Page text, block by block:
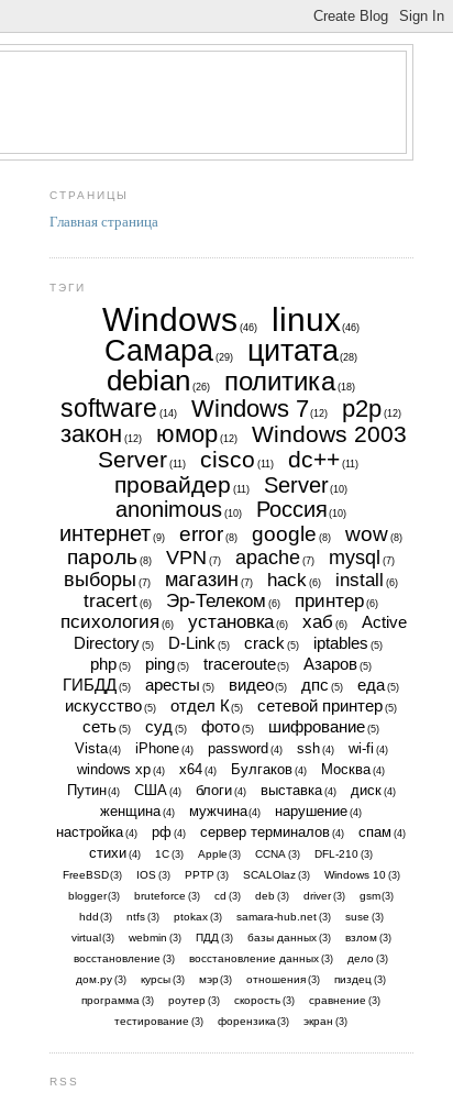
СТРАНИЦЫ
Главная страница
ТЭГИ
Windows (46) linux (46)
Самара (29) цитата(28)
debian (26) политика(18)
software (14) Windows 7(12) p2p (12)
закон (12) юмор (12)
Windows 2003
Server (11) cisco (11) dc++ (11)
провайдер (11) Server(10)
anonimous (10) Россия (10)
интернет (9) error (8) google (8) wow (8)
пароль (8) VPN (7) apache (7) mysql (7)
выборы (7) магазин (7) hack (6) install (6)
tracert (6) Эр-Телеком (6) принтер (6)
психология (6) установка(6) хаб (6)
Active
Directory (5) D-Link (5) crack (5) iptables (5)
php (5) ping (5) traceroute(5) Азаров (5)
ГИБДД (5) аресты (5) видео(5) дпс (5) еда (5)
искусство (5) отдел К (5) сетевой принтер (5)
сеть (5) суд (5) фото (5) шифрование (5)
Vista(4) iPhone (4) password (4) ssh (4) wi-fi (4)
windows xp (4) x64 (4) Булгаков (4) Москва (4)
Путин(4) США (4) блоги (4) выставка (4) диск (4)
женщина (4) мужчина(4) нарушение (4)
настройка(4) рф (4) сервер терминалов (4) спам (4)
стихи (4) 1С (3) Apple (3) CCNA (3) DFL-210 (3)
FreeBSD(3) IOS (3) PPTP (3) SCALOlaz (3) Windows 10 (3)
blogger(3) bruteforce (3) cd (3) deb (3) driver (3) gsm(3)
hdd (3) ntfs (3) ptokax (3) samara-hub.net (3) suse (3)
virtual(3) webmin (3) ПДД (3) базы данных (3) взлом (3)
восстановление (3) восстановление данных (3) дело (3)
дом.ру (3) курсы (3) мэр(3) отношения (3) пиздец (3)
программа (3) роутер (3) скорость (3) сравнение (3)
тестирование (3) форензика (3) экран (3)
RSS